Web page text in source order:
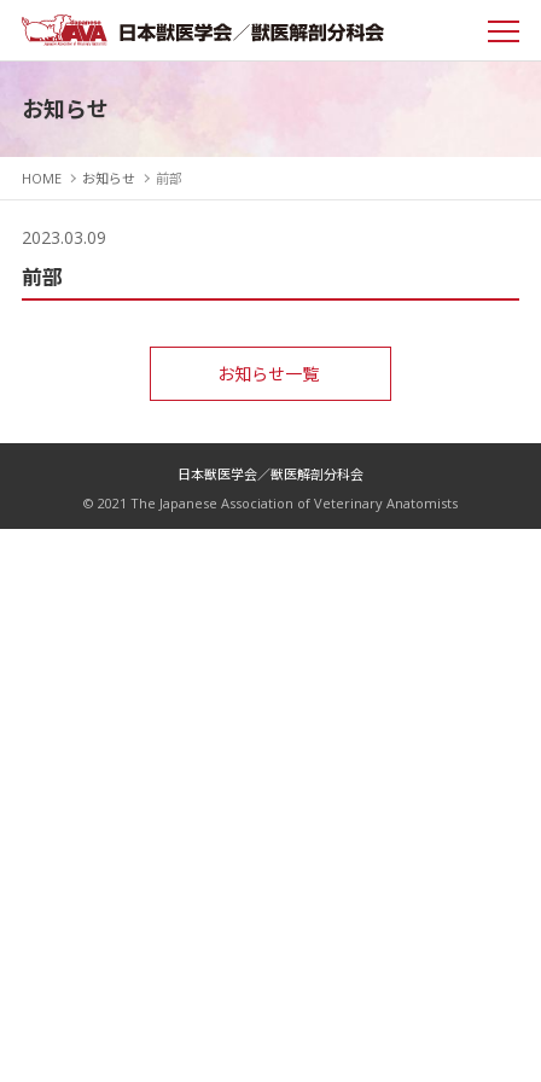
お知らせ
HOME お知らせ 前部
2023.03.09
前部
お知らせ一覧
日本獣医学会／獣医解剖分科会
© 2021 The Japanese Association of Veterinary Anatomists